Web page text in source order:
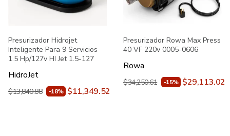
Presurizador Hidrojet
Inteligente Para 9 Servicios
1.5 Hp/127v HI Jet 1.5-127
HidroJet
$13,840.88 -18% $11,349.52
Presurizador Rowa Max Press
40 VF 220v 0005-0606
Rowa
$34,250.61 -15% $29,113.02